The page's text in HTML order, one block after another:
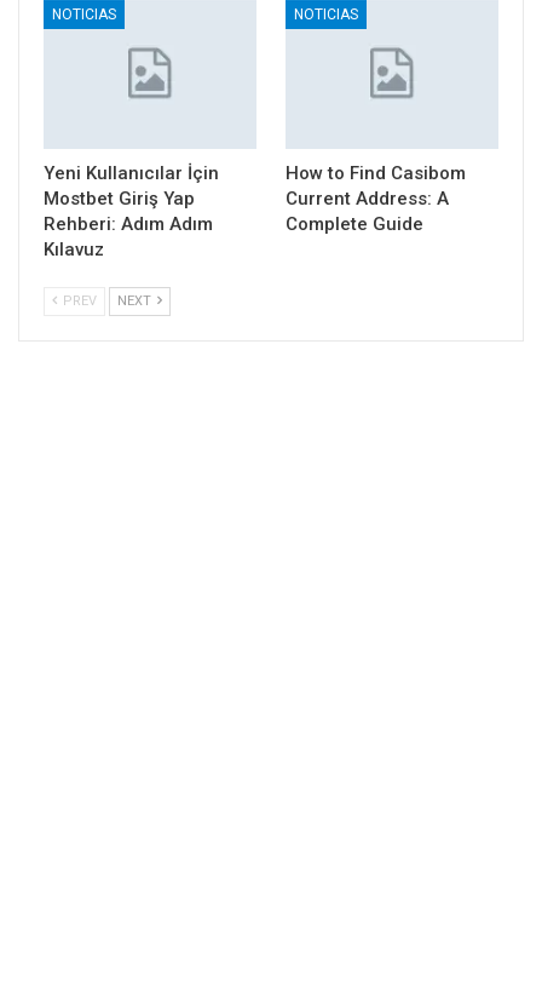
NOTICIAS
Yeni Kullanıcılar İçin
Mostbet Giriş Yap
Rehberi: Adım Adım
Kılavuz
NOTICIAS
How to Find Casibom
Current Address: A
Complete Guide
PREV NEXT